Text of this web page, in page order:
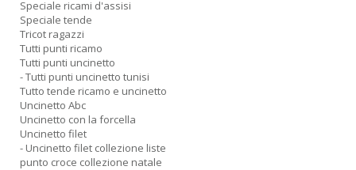
Speciale ricami d'assisi
Speciale tende
Tricot ragazzi
Tutti punti ricamo
Tutti punti uncinetto
- Tutti punti uncinetto tunisi
Tutto tende ricamo e uncinetto
Uncinetto Abc
Uncinetto con la forcella
Uncinetto filet
- Uncinetto filet collezione liste
punto croce collezione natale